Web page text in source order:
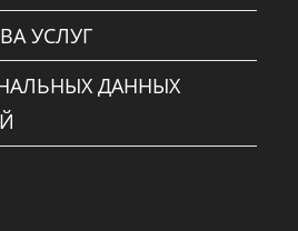
УСЛУГ
ДАННЫХ